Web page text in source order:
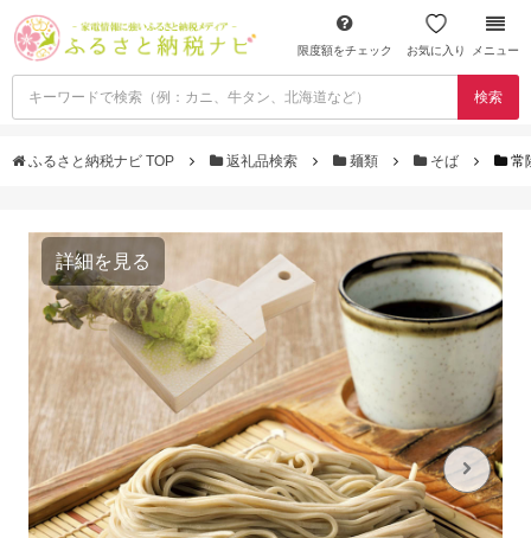
限度額をチェック お気に入り メニュー
検索
ふるさと納税ナビ TOP 返礼品検索 麺類 そば 常
詳細を見る